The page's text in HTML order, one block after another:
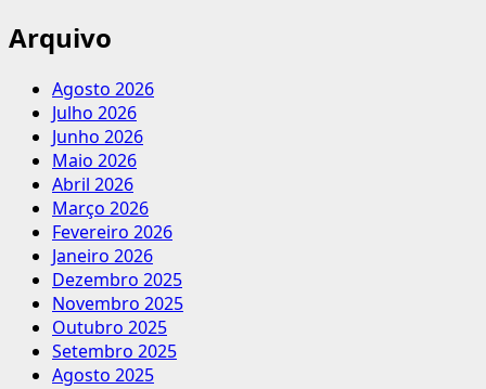
Arquivo
Agosto 2026
Julho 2026
Junho 2026
Maio 2026
Abril 2026
Março 2026
Fevereiro 2026
Janeiro 2026
Dezembro 2025
Novembro 2025
Outubro 2025
Setembro 2025
Agosto 2025